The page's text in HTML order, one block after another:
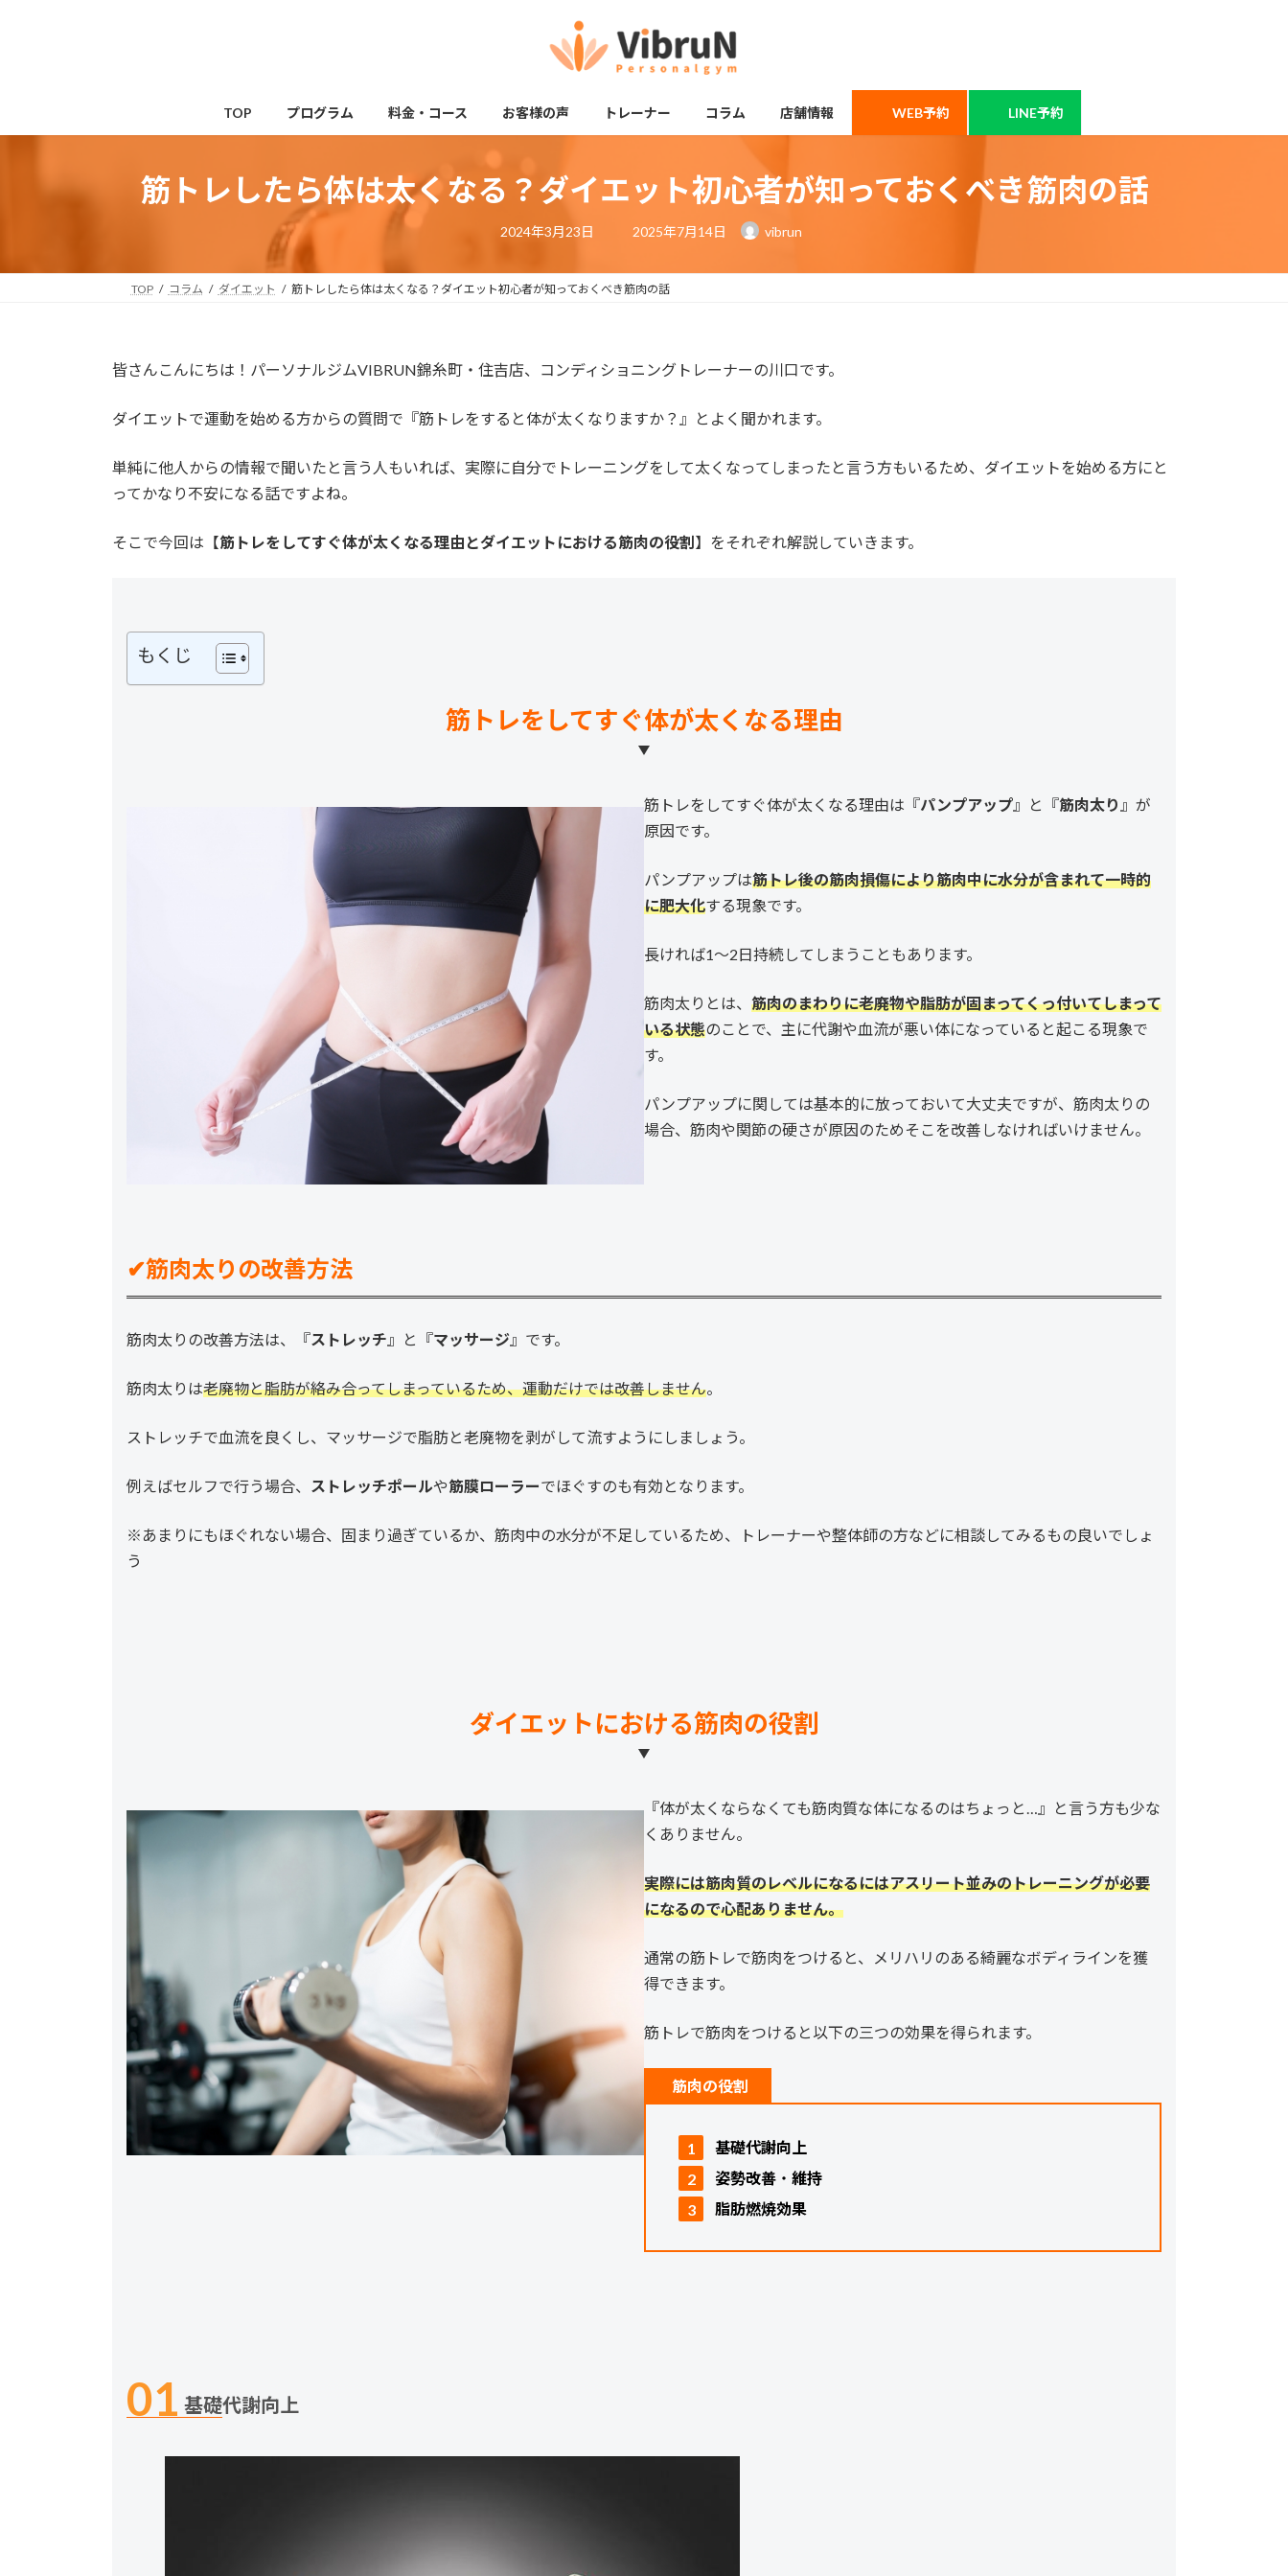
TOP プログラム 料金・コース お客様の声 トレーナー コラム 店舗情報 WEB予約 LINE予約
筋トレしたら体は太くなる？ダイエット初心者が知っておくべき筋肉の話
2024年3月23日
最
終
日
時
2025年7月14日 vibrun
TOP コラム ダイエット 筋トレしたら体は太くなる？ダイエット初心者が知っておくべき筋肉の話
皆さんこんにちは！パーソナルジムVIBRUN錦糸町・住吉店、コンディショニングトレーナーの川口です。
ダイエットで運動を始める方からの質問で『筋トレをすると体が太くなりますか？』とよく聞かれます。
単純に他人からの情報で聞いたと言う人もいれば、実際に自分でトレーニングをして太くなってしまったと言う方もいるため、ダイエットを始める方にと
ってかなり不安になる話ですよね。
そこで今回は【筋トレをしてすぐ体が太くなる理由とダイエットにおける筋肉の役割】をそれぞれ解説していきます。
もくじ
筋トレをしてすぐ体が太くなる理由
筋トレをしてすぐ体が太くなる理由は『パンプアップ』と『筋肉太り 』が
原因です。
パンプアップは筋トレ後の筋肉損傷により筋肉中に水分が含まれて一時的
に肥大化する現象です。
長ければ1〜2日持続してしまうこともあります。
筋肉太りとは、 筋肉のまわりに老廃物や脂肪が固まってくっ付いてしまって
いる状態のことで、主に代謝や血流が悪い体になっていると起こる現象で
す。
パンプアップに関しては基本的に放っておいて大丈夫ですが、筋肉太りの
場合、筋肉や関節の硬さが原因のためそこを改善しなければいけません。
✔︎筋肉太りの改善方法
筋肉太りの改善方法は、『ストレッチ 』と『マッサージ』です。
筋肉太りは老廃物と脂肪が絡み合ってしまっているため、運動だけでは改善しません。
ストレッチで血流を良くし、マッサージで脂肪と老廃物を剥がして流すようにしましょう。
例えばセルフで行う場合、 ストレッチポールや筋膜ローラーでほぐすのも有効となります。
※あまりにもほぐれない場合、固まり過ぎているか、筋肉中の水分が不足しているため、トレーナーや整体師の方などに相談してみるもの良いでしょ
う
ダイエットにおける筋肉の役割
『体が太くならなくても筋肉質な体になるのはちょっと…』と言う方も少な
くありません。
実際には筋肉質のレベルになるにはアスリート並みのトレーニングが必要
になるので心配ありません。
通常の筋トレで筋肉をつけると、メリハリのある綺麗なボディラインを獲
得できます。
筋トレで筋肉をつけると以下の三つの効果を得られます。
筋肉の役割
基礎代謝向上
姿勢改善 ・ 維持
脂肪燃焼効果
基礎代謝向上